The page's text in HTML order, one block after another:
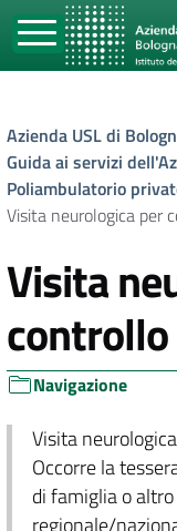
Azienda USL di
Guida ai servizi
Poliambulatorio
Visita neurologica per
Visita
controllo
Navigazione
Visita
Occorre la
di famiglia o
regionale/